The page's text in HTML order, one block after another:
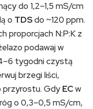
do 1,2–1,5 mS/cm
o TDSdo ~120 ppm.
proporcjach N:P:K z
podawaj w
tygodni czystą
brzegi liści,
przyrostu. Gdy ECw
o 0,3–0,5 mS/cm,